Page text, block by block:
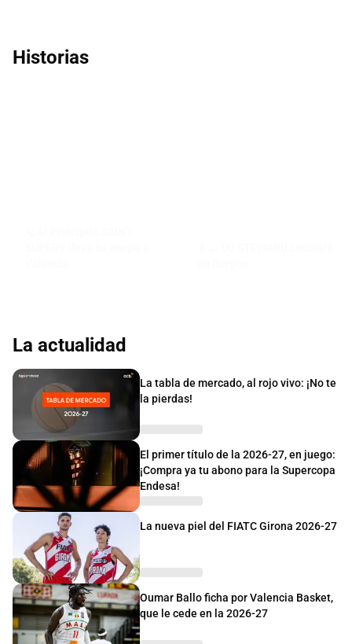
Historias
La actualidad
La tabla de mercado, al rojo vivo: ¡No te
la pierdas!
El primer título de la 2026-27, en juego:
¡Compra ya tu abono para la Supercopa
Endesa!
La nueva piel del FIATC Girona 2026-27
Oumar Ballo ficha por Valencia Basket,
que le cede en la 2026-27